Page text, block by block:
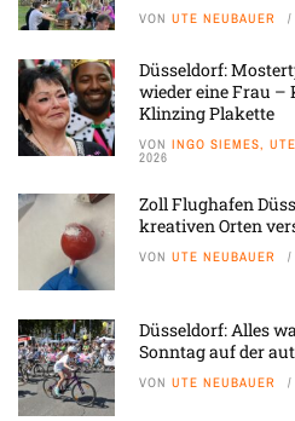
VON UTE NEUBAUER
Düsseldorf:
wieder eine Frau –
Klinzing Plakette
VON INGO SIEMES,
2026
Zoll Flughafen
kreativen Orten
VON UTE NEUBAUER
Düsseldorf: Alles
Sonntag auf der
VON UTE NEUBAUER